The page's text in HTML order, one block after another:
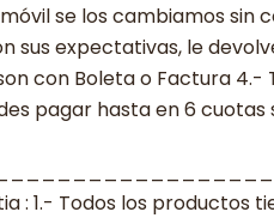
se los cambiamos sin
sus expectativas, le
con Boleta o Factura
pagar hasta en 6 cuotas
1.- Todos los productos